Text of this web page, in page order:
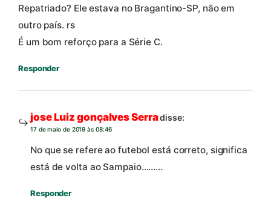
Repatriado? Ele estava no Bragantino-SP, não em
outro país. rs
É um bom reforço para a Série C.
Responder
jose Luiz gonçalves Serradisse:
17 de maio de 2019 às 08:46
No que se refere ao futebol está correto, significa
está de volta ao Sampaio………
Responder